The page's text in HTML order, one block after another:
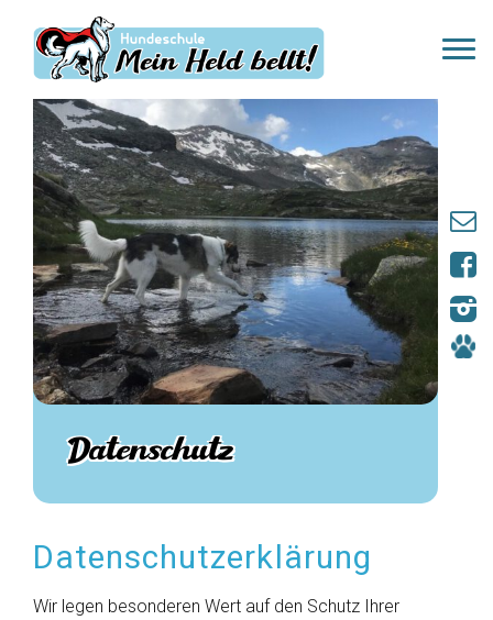
Datenschutz
Datenschutzerklärung
Wir legen besonderen Wert auf den Schutz Ihrer